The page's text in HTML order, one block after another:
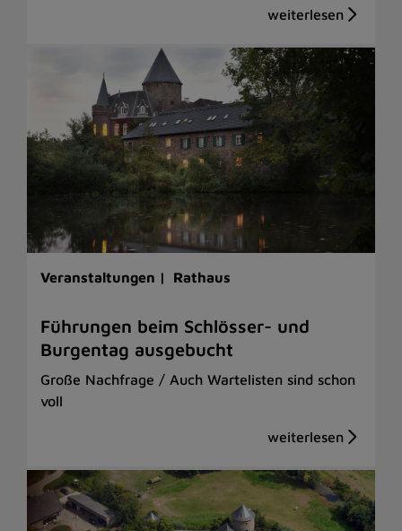
Veranstaltungen | Rathaus
Führungen beim Schlösser- und
Burgentag ausgebucht
Große Nachfrage / Auch Wartelisten sind schon
voll